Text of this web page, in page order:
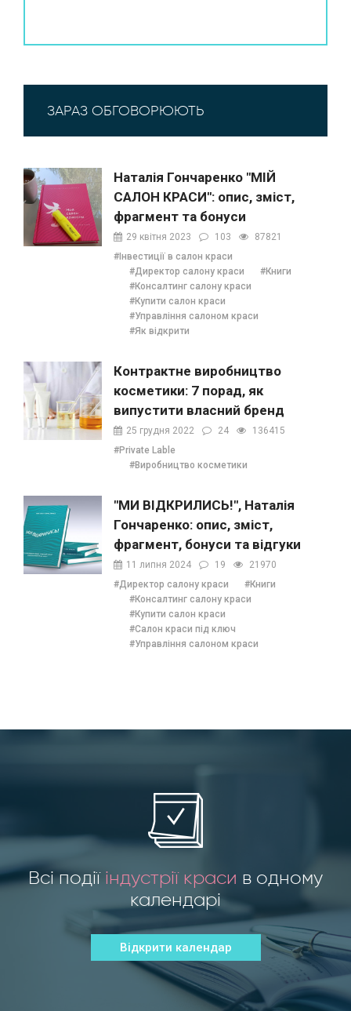
ЗАРАЗ ОБГОВОРЮЮТЬ
Наталія Гончаренко "МІЙ
САЛОН КРАСИ": опис, зміст,
фрагмент та бонуси
29 квітня 2023 103
87821
#Інвестиції в салон краси
#Директор салону краси
#Книги
#Консалтинг салону краси
#Купити салон краси
#Управління салоном краси
#Як відкрити
Контрактне виробництво
косметики: 7 порад, як
випустити власний бренд
25 грудня 2022 24
136415
#Private Lable
#Виробництво косметики
"МИ ВІДКРИЛИСЬ!", Наталія
Гончаренко: опис, зміст,
фрагмент, бонуси та відгуки
11 липня 2024 19
21970
#Директор салону краси
#Книги
#Консалтинг салону краси
#Купити салон краси
#Салон краси під ключ
#Управління салоном краси
Всі події індустрії краси в одному
календарі
Відкрити календар